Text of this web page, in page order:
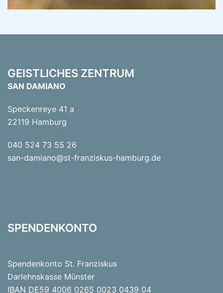
GEISTLICHES ZENTRUM
SAN DAMIANO
Speckenreye 41 a
22119 Hamburg
040 524 73 55 26
san-damiano@st-franziskus-hamburg.de
SPENDENKONTO
Spendenkonto St. Franziskus
Darlehnskasse Münster
IBAN DE59 4006 0265 0023 0439 04